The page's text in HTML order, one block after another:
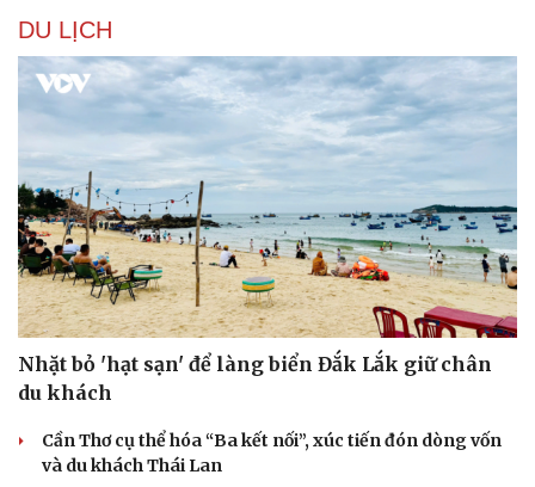
DU LỊCH
Nhặt bỏ 'hạt sạn' để làng biển Đắk Lắk giữ chân
du khách
Cần Thơ cụ thể hóa “Ba kết nối”, xúc tiến đón dòng vốn
và du khách Thái Lan